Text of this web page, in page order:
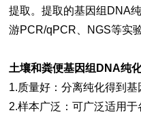
提取。提取的基因组DNA
游PCR/qPCR、NGS等实
土壤和粪便基因组DNA纯
1.质量好：分离纯化得到
2.样本广泛：可广泛适用